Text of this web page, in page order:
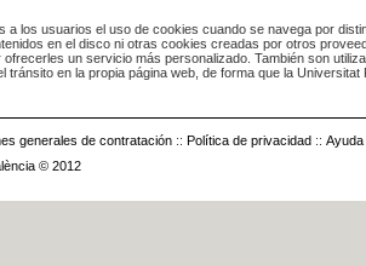
a los usuarios el uso de cookies cuando se navega por
en el disco ni otras cookies creadas por otros
un servicio más personalizado. También son
tránsito en la propia página web, de forma que la
generales de contratación :: Política de privacidad :: Ayuda
© 2012